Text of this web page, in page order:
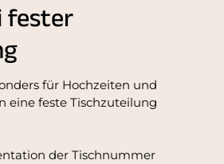
fester
für Hochzeiten und
eine feste Tischzuteilung
der Tischnummer